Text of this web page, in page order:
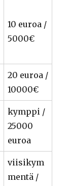
10 euroa /
5000€
20 euroa /
10000€
kymppi /
25000
euroa
viisikym
mentä /